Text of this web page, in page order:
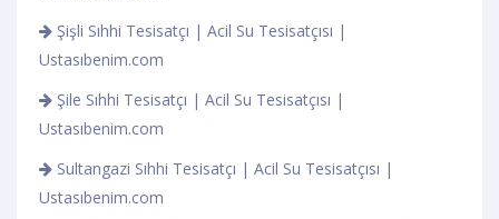
Şişli Sıhhi Tesisatçı | Acil Su Tesisatçısı |
Ustasıbenim.com
Şile Sıhhi Tesisatçı | Acil Su Tesisatçısı |
Ustasıbenim.com
Sultangazi Sıhhi Tesisatçı | Acil Su Tesisatçısı |
Ustasıbenim.com